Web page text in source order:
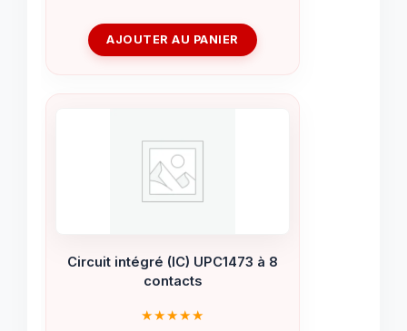
AJOUTER AU PANIER
Circuit intégré (IC) UPC1473 à 8
contacts